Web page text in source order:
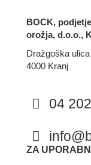
BOCK,
orožja, d.o.o.,
Dražgoška
4000 Kranj
04
Facebook
Instagram
ZA